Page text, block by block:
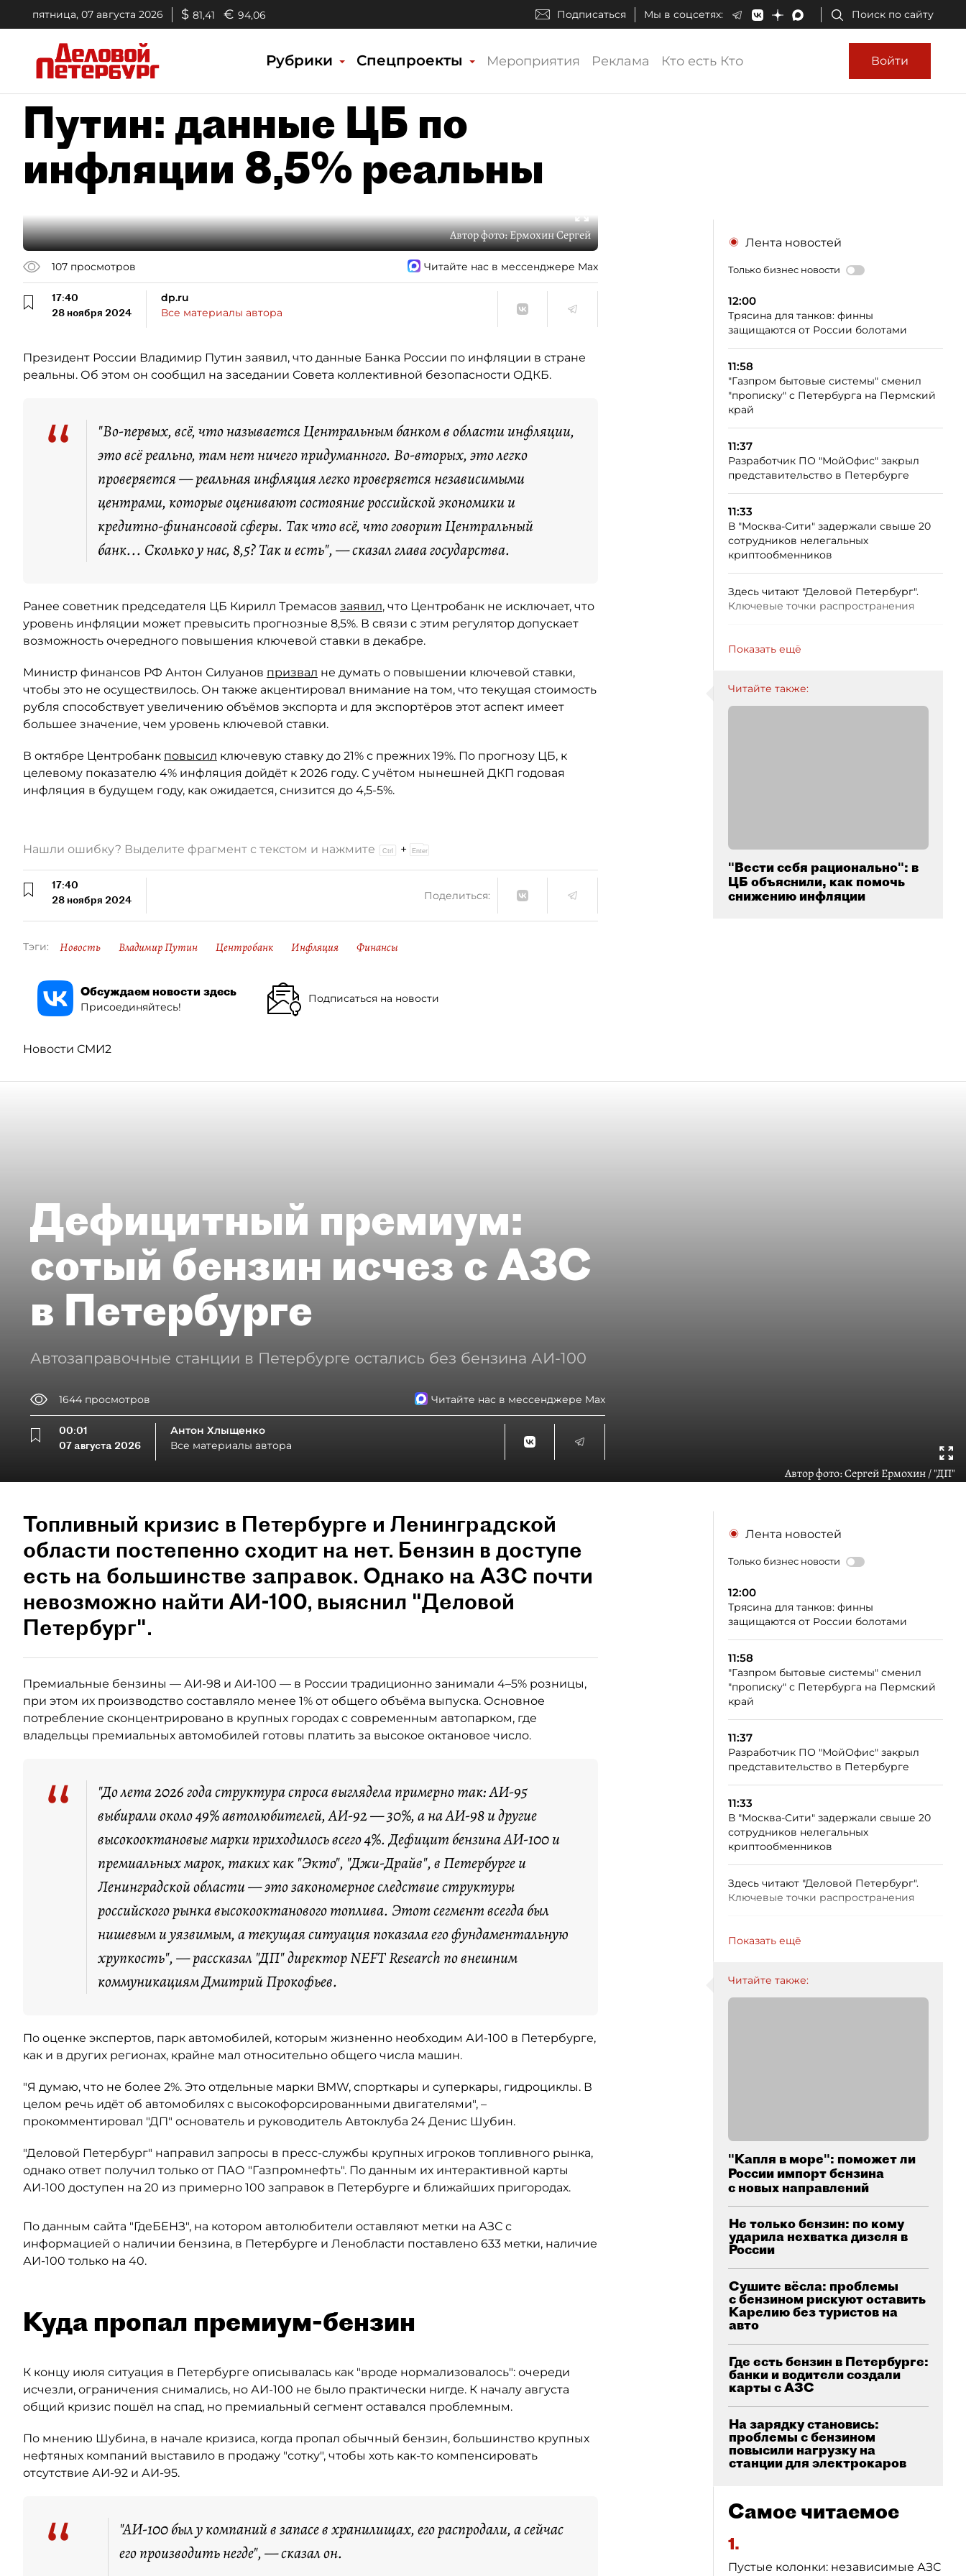
пятница, 07 августа 2026 $ 81,41 € 94,06 Подписаться Мы в соцсетях: Поиск по сайту
Рубрики Спецпроекты Мероприятия Реклама Кто есть Кто Войти
Путин: данные ЦБ по
инфляции 8,5% реальны
Автор фото:Ермохин Сергей
107 просмотров Читайте нас в мессенджере Max
17:40
28 ноября 2024
dp.ru
Все материалы автора
Президент России Владимир Путин заявил, что данные Банка России по инфляции в стране
реальны. Об этом он сообщил на заседании Совета коллективной безопасности ОДКБ.
“
"Во-первых, всё, что называется Центральным банком в области инфляции,
это всё реально, там нет ничего придуманного. Во-вторых, это легко
проверяется — реальная инфляция легко проверяется независимыми
центрами, которые оценивают состояние российской экономики и
кредитно-финансовой сферы. Так что всё, что говорит Центральный
банк... Сколько у нас, 8,5? Так и есть", — сказал глава государства.
Ранее советник председателя ЦБ Кирилл Тремасов заявил, что Центробанк не исключает, что
уровень инфляции может превысить прогнозные 8,5%. В связи с этим регулятор допускает
возможность очередного повышения ключевой ставки в декабре.
Министр финансов РФ Антон Силуанов призвал не думать о повышении ключевой ставки,
чтобы это не осуществилось. Он также акцентировал внимание на том, что текущая стоимость
рубля способствует увеличению объёмов экспорта и для экспортёров этот аспект имеет
большее значение, чем уровень ключевой ставки.
В октябре Центробанк повысил ключевую ставку до 21% с прежних 19%. По прогнозу ЦБ, к
целевому показателю 4% инфляция дойдёт к 2026 году. С учётом нынешней ДКП годовая
инфляция в будущем году, как ожидается, снизится до 4,5-5%.
Лента новостей
Только бизнес новости
12:00
Трясина для танков: финны
защищаются от России болотами
11:58
"Газпром бытовые системы" сменил
"прописку" с Петербурга на Пермский
край
11:37
Разработчик ПО "МойОфис" закрыл
представительство в Петербурге
11:33
В "Москва-Сити" задержали свыше 20
сотрудников нелегальных
криптообменников
Здесь читают "Деловой Петербург".
Ключевые точки распространения
Показать ещё
Читайте также:
"Вести себя рационально": в
ЦБ объяснили, как помочь
снижению инфляции
Нашли ошибку? Выделите фрагмент с текстом и нажмите +
17:40
28 ноября 2024
Поделиться:
Тэги: Новость Владимир Путин Центробанк Инфляция Финансы
Обсуждаем новости здесь
Присоединяйтесь!
Подписаться на новости
Новости СМИ2
Дефицитный премиум:
сотый бензин исчез с АЗС
в Петербурге
Автозаправочные станции в Петербурге остались без бензина АИ-100
1644 просмотров Читайте нас в мессенджере Max
00:01
07 августа 2026
Антон Хлыщенко
Все материалы автора
Автор фото:Сергей Ермохин / "ДП"
Топливный кризис в Петербурге и Ленинградской
области постепенно сходит на нет. Бензин в доступе
есть на большинстве заправок. Однако на АЗС почти
невозможно найти АИ-100, выяснил "Деловой
Петербург".
Премиальные бензины — АИ-98 и АИ-100 — в России традиционно занимали 4–5% розницы,
при этом их производство составляло менее 1% от общего объёма выпуска. Основное
потребление сконцентрировано в крупных городах с современным автопарком, где
владельцы премиальных автомобилей готовы платить за высокое октановое число.
“
"До лета 2026 года структура спроса выглядела примерно так: АИ-95
выбирали около 49% автолюбителей, АИ-92 — 30%, а на АИ-98 и другие
высокооктановые марки приходилось всего 4%. Дефицит бензина АИ-100 и
премиальных марок, таких как "Экто", "Джи-Драйв", в Петербурге и
Ленинградской области — это закономерное следствие структуры
российского рынка высокооктанового топлива. Этот сегмент всегда был
нишевым и уязвимым, а текущая ситуация показала его фундаментальную
хрупкость", — рассказал "ДП" директор NEFT Research по внешним
коммуникациям Дмитрий Прокофьев.
По оценке экспертов, парк автомобилей, которым жизненно необходим АИ-100 в Петербурге,
как и в других регионах, крайне мал относительно общего числа машин.
"Я думаю, что не более 2%. Это отдельные марки BMW, спорткары и суперкары, гидроциклы. В
целом речь идёт об автомобилях с высокофорсированными двигателями", –
прокомментировал "ДП" основатель и руководитель Автоклуба 24 Денис Шубин.
"Деловой Петербург" направил запросы в пресс-службы крупных игроков топливного рынка,
однако ответ получил только от ПАО "Газпромнефть". По данным их интерактивной карты
АИ-100 доступен на 20 из примерно 100 заправок в Петербурге и ближайших пригородах.
По данным сайта "ГдеБЕНЗ", на котором автолюбители оставляют метки на АЗС с
информацией о наличии бензина, в Петербурге и Ленобласти поставлено 633 метки, наличие
АИ-100 только на 40.
Куда пропал премиум-бензин
К концу июля ситуация в Петербурге описывалась как "вроде нормализовалось": очереди
исчезли, ограничения снимались, но АИ-100 не было практически нигде. К началу августа
общий кризис пошёл на спад, но премиальный сегмент оставался проблемным.
По мнению Шубина, в начале кризиса, когда пропал обычный бензин, большинство крупных
нефтяных компаний выставило в продажу "сотку", чтобы хоть как-то компенсировать
отсутствие АИ-92 и АИ-95.
“
"АИ-100 был у компаний в запасе в хранилищах, его распродали, а сейчас
его производить негде", — сказал он.
Лента новостей
Только бизнес новости
12:00
Трясина для танков: финны
защищаются от России болотами
11:58
"Газпром бытовые системы" сменил
"прописку" с Петербурга на Пермский
край
11:37
Разработчик ПО "МойОфис" закрыл
представительство в Петербурге
11:33
В "Москва-Сити" задержали свыше 20
сотрудников нелегальных
криптообменников
Здесь читают "Деловой Петербург".
Ключевые точки распространения
Показать ещё
Читайте также:
"Капля в море": поможет ли
России импорт бензина
с новых направлений
Не только бензин: по кому
ударила нехватка дизеля в
России
Сушите вёсла: проблемы
с бензином рискуют оставить
Карелию без туристов на
авто
Где есть бензин в Петербурге:
банки и водители создали
карты с АЗС
На зарядку становись:
проблемы с бензином
повысили нагрузку на
станции для электрокаров
Самое читаемое
1.
Пустые колонки: независимые АЗС